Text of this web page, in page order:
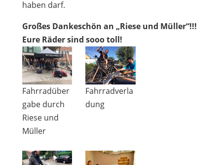
haben darf.
Großes Dankeschön an „Riese und Müller“!!!
Eure Räder sind sooo toll!
Fahrradüber
gabe durch
Riese und
Müller
Fahrradverla
dung